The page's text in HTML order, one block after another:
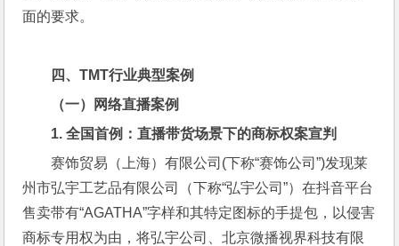
面的要求。
四、TMT行业典型案例
（一）网络直播案例
1. 全国首例：直播带货场景下的商标权案宣判
赛饰贸易（上海）有限公司(下称“赛饰公司”)发现莱
州市弘宇工艺品有限公司（下称“弘宇公司”）在抖音平台
售卖带有“AGATHA”字样和其特定图标的手提包，以侵害
商标专用权为由，将弘宇公司、北京微播视界科技有限